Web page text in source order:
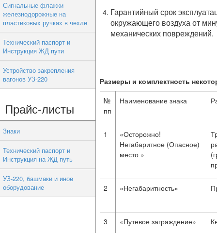
Сигнальные флажки
железнодорожные на
пластиковых ручках в чехле
Технический паспорт и
Инструкция ЖД пути
Устройство закрепления
вагонов УЗ-220
Прайс-листы
Знаки
Технический паспорт и
Инструкция на ЖД путь
УЗ-220, башмаки и иное
оборудование
Гарантийный срок
окружающего воздуха от
механических повреждений.
Размеры и комплектность
№
пп
Наименование знака
1
«Осторожно!
Негабаритное (Опасное)
место »
2 «Негабаритность»
3 «Путевое заграждение»